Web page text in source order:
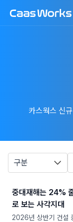
카스웍스 신
구분
중대재해는 24%
로 보는 사각지대
2026년 상반기 건설